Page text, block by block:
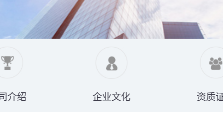
介绍 企业文化 资质